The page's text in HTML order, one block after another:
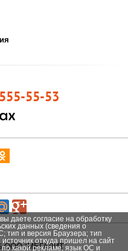
55-53
ООО “МЕГАЛИТ”
даете согласие на обработку
данных (сведения о
тип и версия Браузера; тип
откуда пришел на сайт
по какой рекламе; язык ОС и